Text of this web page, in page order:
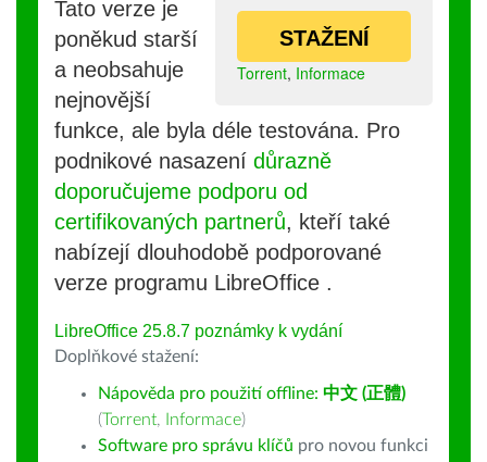
STAŽENÍ
Torrent, Informace
Tato verze je
poněkud starší
a neobsahuje
nejnovější
funkce, ale byla déle testována. Pro
podnikové nasazení důrazně
doporučujeme podporu od
certifikovaných partnerů, kteří také
nabízejí dlouhodobě podporované
verze programu LibreOffice .
LibreOffice 25.8.7 poznámky k vydání
Doplňkové stažení:
Nápověda pro použití offline: 中文 (正體)
(Torrent, Informace)
Software pro správu klíčů pro novou funkci